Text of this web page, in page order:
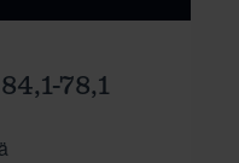
78,1